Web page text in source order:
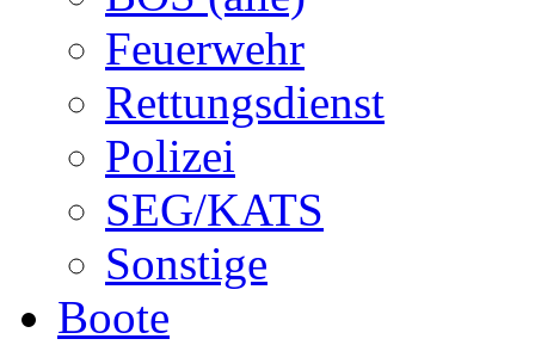
Feuerwehr
Rettungsdienst
Polizei
SEG/KATS
Sonstige
Boote